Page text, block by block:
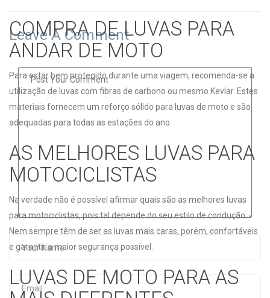
COMPRA DE LUVAS PARA
ANDAR DE MOTO
Para estar bem protegido durante uma viagem, recomenda-se a
utilização de luvas com fibras de carbono ou mesmo Kevlar. Estes
materiais fornecem um reforço sólido para luvas de moto e são
adequadas para todas as estações do ano.
AS MELHORES LUVAS PARA
MOTOCICLISTAS
Na verdade não é possível afirmar quais são as melhores luvas
para motociclistas, pois tal depende do seu estilo de condução.
Nem sempre têm de ser as luvas mais caras, porém, confortáveis
e garantir a maior segurança possível.
LUVAS DE MOTO PARA AS
Leave A Comment